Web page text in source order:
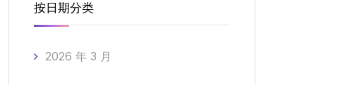
按日期分类
2026 年 3 月